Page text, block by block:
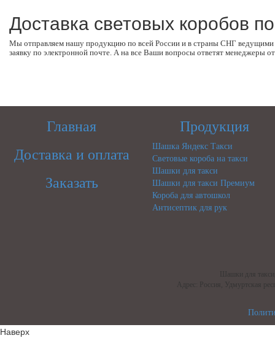
Доставка световых коробов
Мы отправляем нашу продукцию по всей России и в страны СНГ ведущими
заявку по электронной почте. А на все Ваши вопросы ответят менеджеры
Главная
Доставка и оплата
Заказать
Продукция
Шашка Яндекс Такси
Световые короба на такси
Шашки для такси
Шашки для такси Премиум
Короба для автошкол
Антисептик для рук
Шашки для
Адрес: Россия, Удмуртская
Наверх